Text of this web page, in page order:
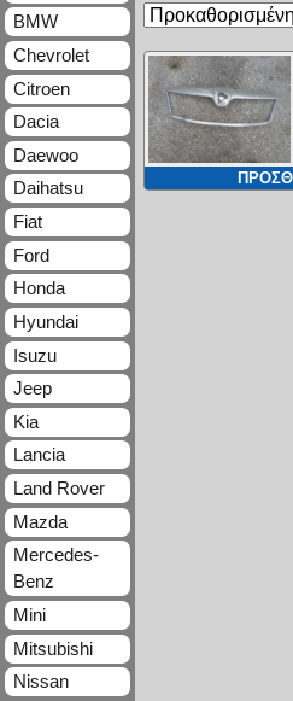
BMW
Chevrolet
Citroen
Dacia
Daewoo
Daihatsu
Fiat
Ford
Honda
Hyundai
Isuzu
Jeep
Kia
Lancia
Land Rover
Mazda
Mercedes-
Benz
Mini
Mitsubishi
Nissan